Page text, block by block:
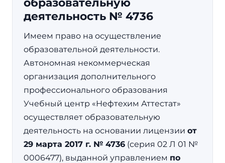
образовательную
деятельность № 4736
Имеем право на осуществление
образовательной деятельности.
Автономная некоммерческая
организация дополнительного
профессионального образования
Учебный центр «Нефтехим Аттестат»
осуществляет образовательную
деятельность на основании лицензии от
29 марта 2017 г. № 4736 (серия 02 Л 01 №
0006477), выданной управлением по